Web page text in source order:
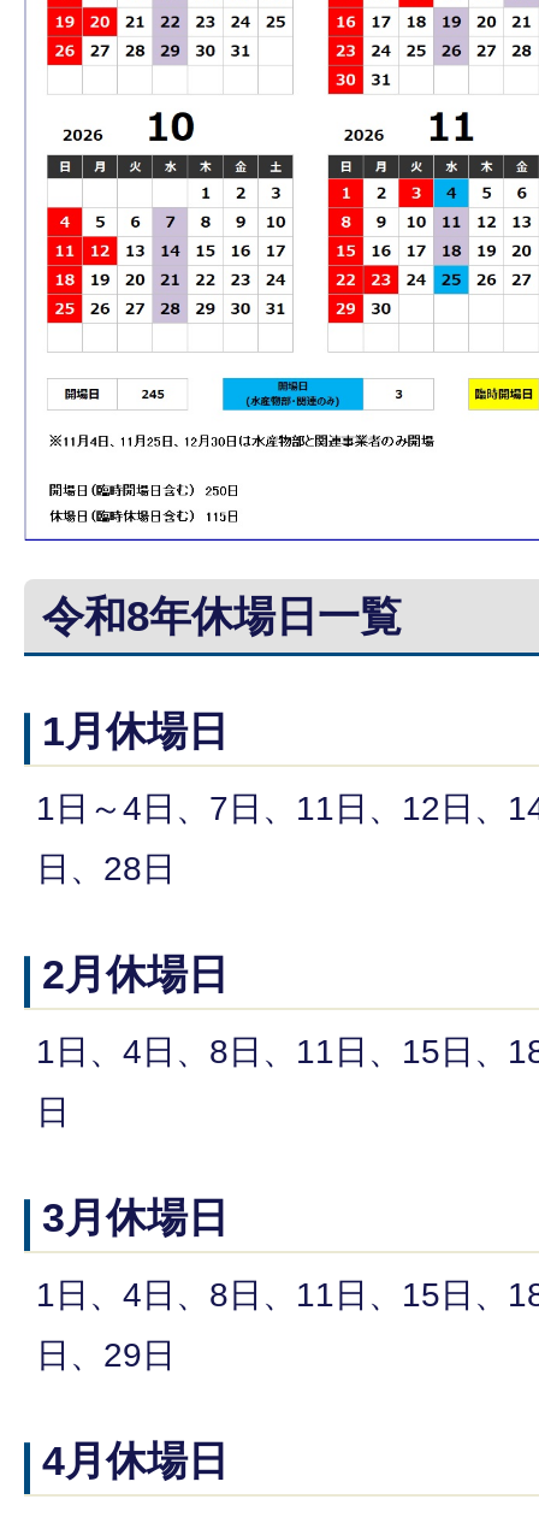
令和8年休場日一覧
1月休場日
1日～4日、7日、11日、12日、
日、28日
2月休場日
1日、4日、8日、11日、15日、
日
3月休場日
1日、4日、8日、11日、15日、
日、29日
4月休場日